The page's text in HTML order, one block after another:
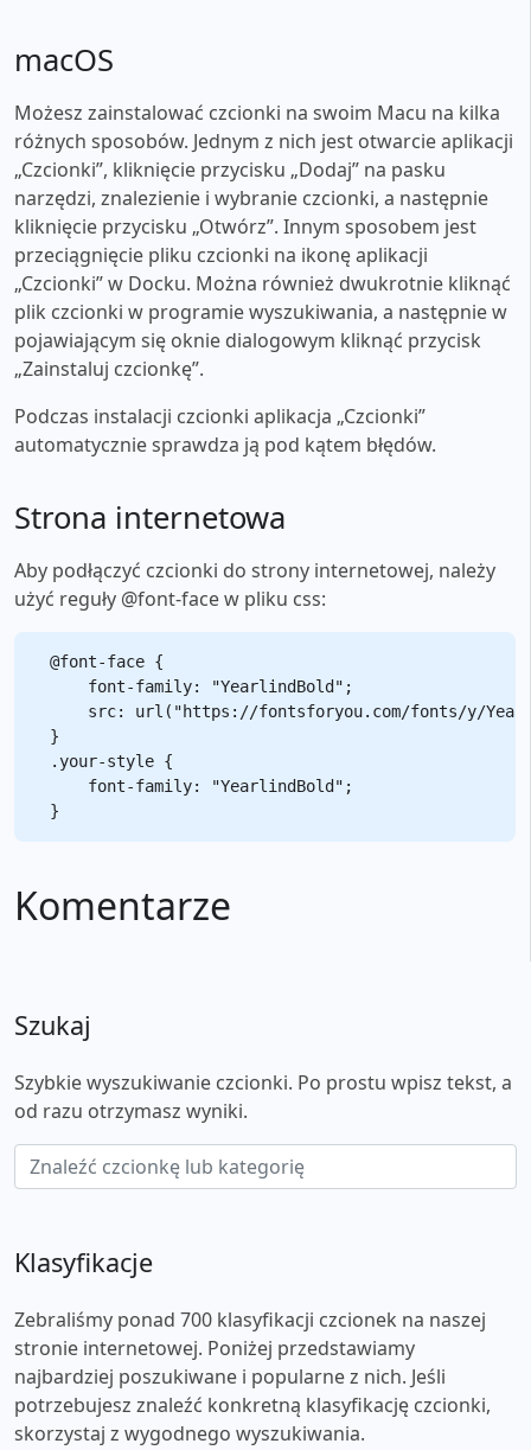
macOS
Możesz zainstalować czcionki na swoim Macu na kilka
różnych sposobów. Jednym z nich jest otwarcie aplikacji
„Czcionki”, kliknięcie przycisku „Dodaj” na pasku
narzędzi, znalezienie i wybranie czcionki, a następnie
kliknięcie przycisku „Otwórz”. Innym sposobem jest
przeciągnięcie pliku czcionki na ikonę aplikacji
„Czcionki” w Docku. Można również dwukrotnie kliknąć
plik czcionki w programie wyszukiwania, a następnie w
pojawiającym się oknie dialogowym kliknąć przycisk
„Zainstaluj czcionkę”.
Podczas instalacji czcionki aplikacja „Czcionki”
automatycznie sprawdza ją pod kątem błędów.
Strona internetowa
Aby podłączyć czcionki do strony internetowej, należy
użyć reguły @font-face w pliku css:
@font-face {
    font-family: "YearlindBold";
src: url("https://fontsforyou.com/fonts/y/
}
.your-style {
    font-family: "YearlindBold";
Komentarze
Szukaj
Szybkie wyszukiwanie czcionki. Po prostu wpisz tekst, a
od razu otrzymasz wyniki.
Klasyfikacje
Zebraliśmy ponad 700 klasyfikacji czcionek na naszej
stronie internetowej. Poniżej przedstawiamy
najbardziej poszukiwane i popularne z nich. Jeśli
potrzebujesz znaleźć konkretną klasyfikację czcionki,
skorzystaj z wygodnego wyszukiwania.